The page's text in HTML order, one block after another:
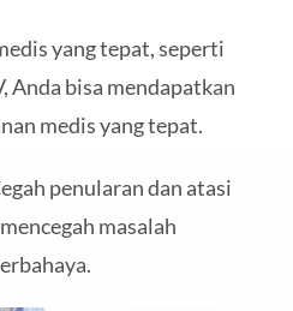
yang tepat, seperti
Anda bisa mendapatkan
medis yang tepat.
penularan dan atasi
masalah